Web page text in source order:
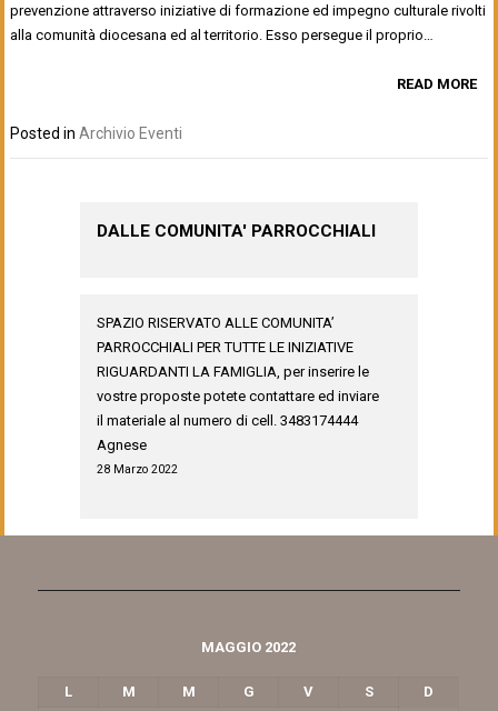
prevenzione attraverso iniziative di formazione ed impegno culturale rivolti
alla comunità diocesana ed al territorio. Esso persegue il proprio…
READ MORE
Posted inArchivio Eventi
DALLE COMUNITA' PARROCCHIALI
SPAZIO RISERVATO ALLE COMUNITA’
PARROCCHIALI PER TUTTE LE INIZIATIVE
RIGUARDANTI LA FAMIGLIA, per inserire le
vostre proposte potete contattare ed inviare
il materiale al numero di cell. 3483174444
Agnese
28 Marzo 2022
MAGGIO 2022
L M M G V S D